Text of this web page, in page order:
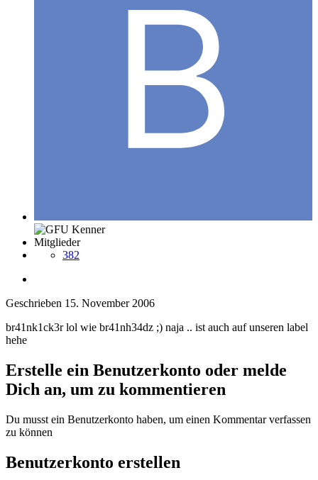
Mitglieder
382
Geschrieben 15. November 2006
br41nk1ck3r lol wie br41nh34dz ;) naja .. ist auch auf unseren label
hehe
Erstelle ein Benutzerkonto oder melde
Dich an, um zu kommentieren
Du musst ein Benutzerkonto haben, um einen Kommentar verfassen
zu können
Benutzerkonto erstellen